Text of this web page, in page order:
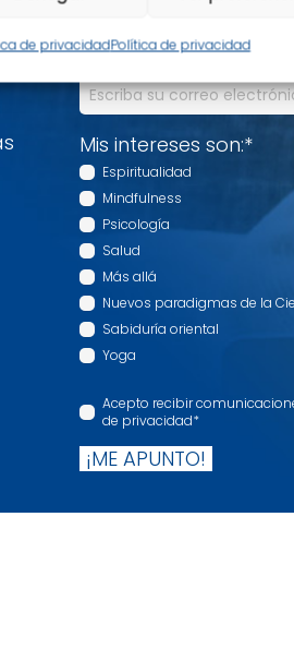
de privacidadPolítica de privacidad
Correo electrónico
Mis intereses son:*
Espiritualidad
Mindfulness
Psicología
Salud
Más allá
Nuevos paradigmas de la
Sabiduría oriental
Yoga
Acepto recibir
de privacidad*
¡ME APUNTO!